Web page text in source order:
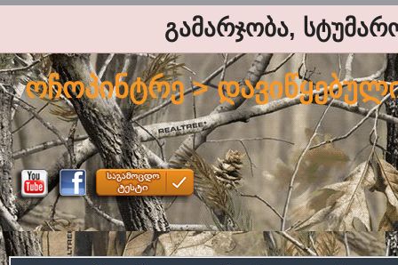
გამარჯობა,
ოჩოპინტრე>